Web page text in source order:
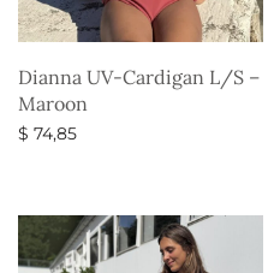
Dianna UV-Cardigan L/S –
Maroon
$ 74,85